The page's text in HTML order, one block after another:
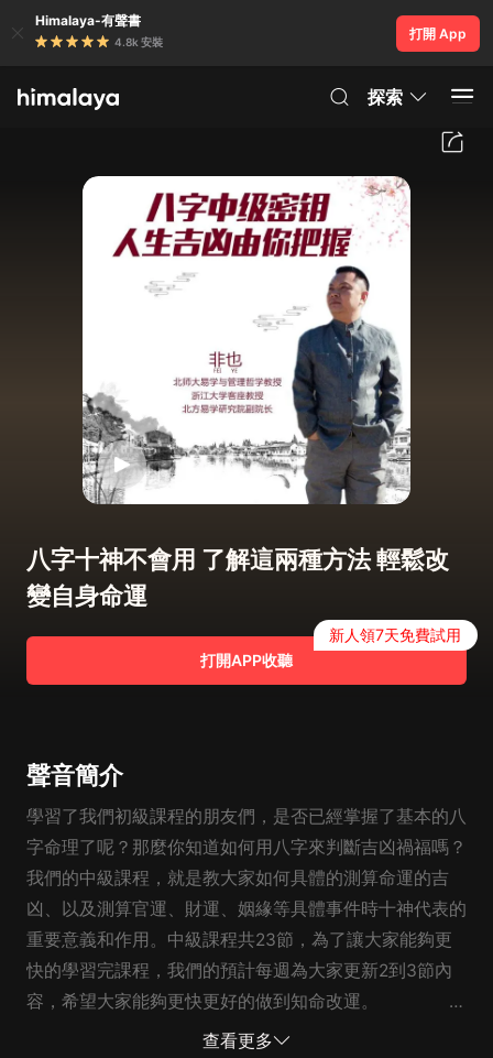
Himalaya-有聲書
4.8k 安裝
打開 App
探索
八字十神不會用 了解這兩種方法 輕鬆改
變自身命運
打開APP收聽
新人領7天免費試用
聲音簡介
學習了我們初級課程的朋友們，是否已經掌握了基本的八
字命理了呢？那麼你知道如何用八字來判斷吉凶禍福嗎？
我們的中級課程，就是教大家如何具體的測算命運的吉
凶、以及測算官運、財運、姻緣等具體事件時十神代表的
重要意義和作用。中級課程共23節，為了讓大家能夠更
快的學習完課程，我們的預計每週為大家更新2到3節內
容，希望大家能夠更快更好的做到知命改運。
...
查看更多